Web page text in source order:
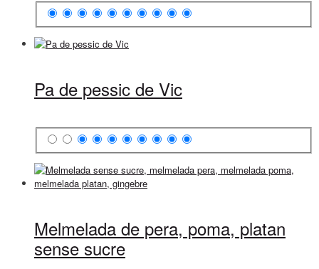
Pa de pessic de Vic
Melmelada de pera, poma, platan
sense sucre